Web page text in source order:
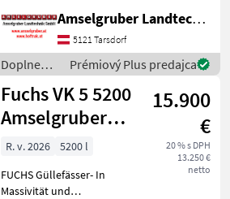
(Stärkste Materialstärken +
Beste Materialen und Beste
Komponenten der
führenden TOP Hersteller!)
Sei
Amselgruber Landtechnik GmbH
5121 Tarsdorf
Doplnenie
živin a
polievanie
/ Fuchs
Prémiový Plus predajca
Fuchs VK 5 5200
Amselgruber
Edition
15.900
€
20 % s DPH
13.250 €
netto
R. v. 2026
5200 l
FUCHS Güllefässer- In
Massivität und